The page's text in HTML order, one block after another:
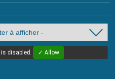
is disabled. ✓ Allow